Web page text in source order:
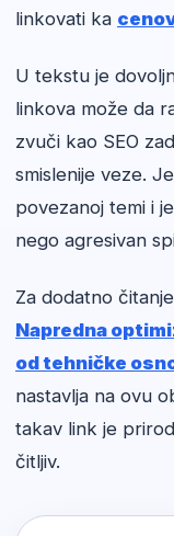
linkovati ka
U tekstu je
linkova može da
zvuči kao SEO
smislenije veze.
povezanoj temi i
nego agresivan
Za dodatno
Napredna
od tehničke
nastavlja na ovu
takav link je
čitljiv.